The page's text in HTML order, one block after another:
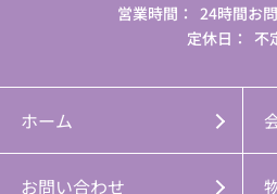
営業時間： 24時間お
定休日：
不
ホーム
お問い合わせ